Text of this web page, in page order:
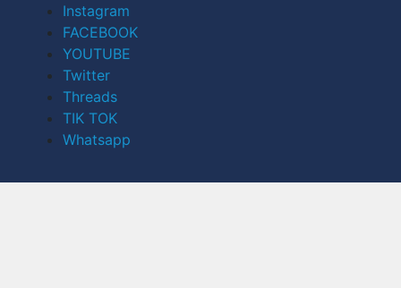
Instagram
FACEBOOK
YOUTUBE
Twitter
Threads
TIK TOK
Whatsapp